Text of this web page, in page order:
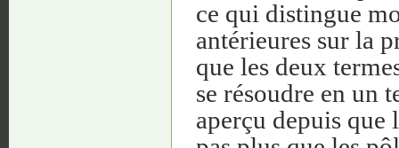
ce qui distingue
antérieures sur la
que les deux
se résoudre en un
aperçu depuis que